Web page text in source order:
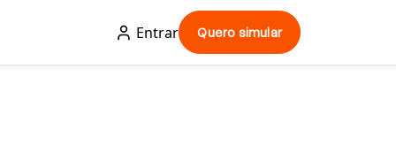
Entrar Quero simular